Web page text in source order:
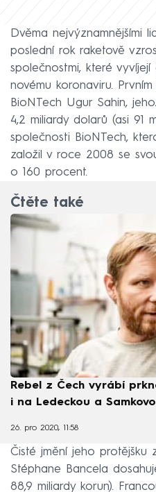
Dvěma nejvýznamnějšími
poslední rok raketově
společnostmi, které
novému koronaviru.
BioNTech Ugur Sahin,
4,2 miliardy dolarů (asi 91
společnosti BioNTech,
založil v roce 2008 se
o 160 procent.
Čtěte také
Rebel z Čech vyrábí
i na Ledeckou a
26. pro 2020, 11:58
Čisté jmění jeho protějšku
Stéphane Bancela
88,9 miliardy korun).